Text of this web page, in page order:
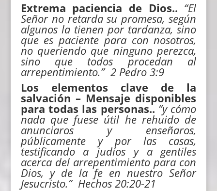
Extrema paciencia de Dios.. “El
Señor no retarda su promesa, según
algunos la tienen por tardanza, sino
que es paciente para con nosotros,
no queriendo que ninguno perezca,
sino que todos procedan al
arrepentimiento.” 2 Pedro 3:9
Los elementos clave de la
salvación – Mensaje disponibles
para todas las personas.. “y cómo
nada que fuese útil he rehuido de
anunciaros y enseñaros,
públicamente y por las casas,
testificando a judíos y a gentiles
acerca del arrepentimiento para con
Dios, y de la fe en nuestro Señor
Jesucristo.” Hechos 20:20-21